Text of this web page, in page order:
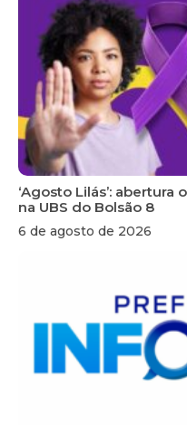
‘Agosto Lilás’:
na UBS do Bolsão 8
6 de agosto de 2026